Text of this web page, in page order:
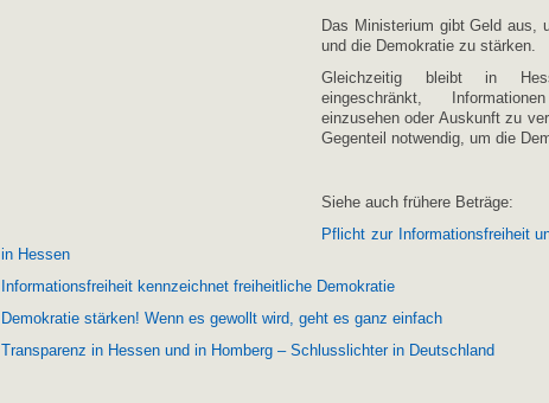
Das Ministerium gibt Geld aus,
und die Demokratie zu stärken.
Gleichzeitig bleibt in
eingeschränkt,
einzusehen oder Auskunft zu
Gegenteil notwendig, um die
Siehe auch frühere Beträge:
Pflicht zur Informationsfreiheit
in Hessen
Informationsfreiheit kennzeichnet freiheitliche Demokratie
Demokratie stärken! Wenn es gewollt wird, geht es ganz einfach
Transparenz in Hessen und in Homberg – Schlusslichter in Deutschland